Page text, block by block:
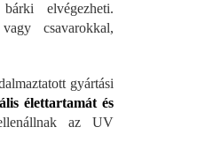
elvégezheti.
csavarokkal,
gyártási
élettartamát és
az UV